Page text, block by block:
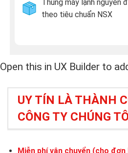
Thùng máy lạnh nguyên
theo tiêu chuẩn NSX
Open this in UX Builder to
UY TÍN LÀ THÀNH
CÔNG TY CHÚNG
Miễn phí vận chuyển (cho